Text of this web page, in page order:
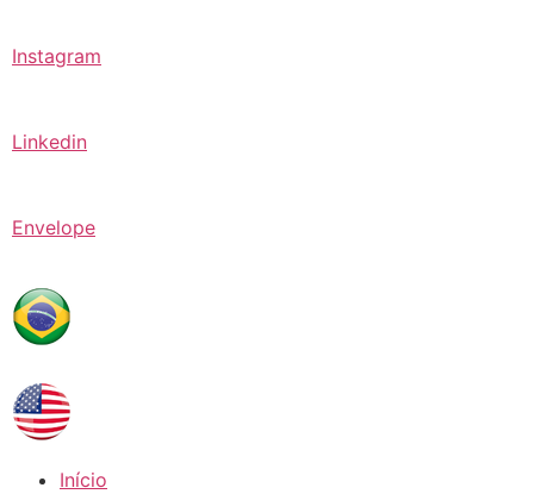
Instagram
Linkedin
Envelope
Início